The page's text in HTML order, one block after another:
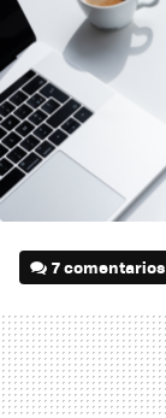
7 comentarios